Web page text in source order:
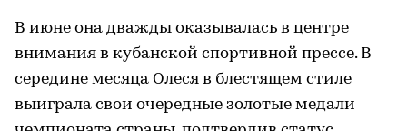
В июне она дважды оказывалась в центре
внимания в кубанской спортивной прессе. В
середине месяца Олеся в блестящем стиле
выиграла свои очередные золотые медали